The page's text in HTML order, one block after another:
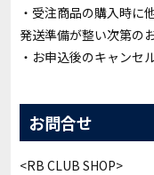
・受注商品の購入時に
発送準備が整い次第の
・お申込後のキャンセ
お問合せ
<RB CLUB SHOP>